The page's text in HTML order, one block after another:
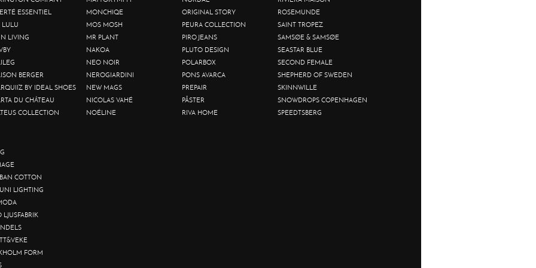
ESSENTIEL
LIVING
BERGER
BY IDEAL SHOES
DU CHÂTEAU
COLLECTION
MONCHIQE
MOS MOSH
MR PLANT
NAKOA
NEO NOIR
NEROGIARDINI
NEW MAGS
NICOLAS VAHÉ
NOÉLINE
ORIGINAL STORY
PEURA COLLECTION
PIRO JEANS
PLUTO DESIGN
POLARBOX
PONS AVARCA
PREPAIR
PÅSTER
RIVA HOME
ROSEMUNDE
SAINT TROPEZ
SAMSØE & SAMSØE
SEASTAR BLUE
SECOND FEMALE
SHEPHERD OF SWEDEN
SKINNWILLE
SNOWDROPS COPENHAGEN
SPEEDTSBERG
COTTON
LIGHTING
LJUSFABRIK
FORM